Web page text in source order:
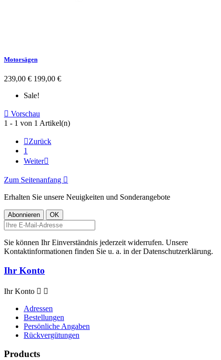
Motorsägen
239,00 € 199,00 €
Sale!
 Vorschau
1 - 1 von 1 Artikel(n)
Zurück
1
Weiter
Zum Seitenanfang 
Erhalten Sie unsere Neuigkeiten und Sonderangebote
Sie können Ihr Einverständnis jederzeit widerrufen. Unsere
Kontaktinformationen finden Sie u. a. in der Datenschutzerklärung.
Ihr Konto
Ihr Konto  
Adressen
Bestellungen
Persönliche Angaben
Rückvergütungen
Products